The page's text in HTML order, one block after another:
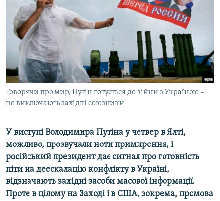
СПЕЦПРОЕКТИ
ДЕПОРТАЦІЯ
ВІДЕОУРОКИ «ELIFBE»
СВІДЧЕННЯ ОКУПАЦІЇ
УКРАЇНСЬКА ПРОБЛЕМА КРИМУ
ІНФОГРАФІКА
ЯК ОБІЙТИ БЛОКУВАННЯ
Русский
Qırımtatar
ДОЛУЧАЙСЯ!
Усі сайти RFE/RL
Говорячи про мир, Путін готується до війни з Україною –
не виключають західні союзники
У виступі Володимира Путіна у четвер в Ялті,
можливо, прозвучали ноти примирення, і
російський президент дає сигнал про готовність
піти на деескалацію конфлікту в Україні,
відзначають західні засоби масової інформації.
Проте в цілому на Заході і в США, зокрема, промова